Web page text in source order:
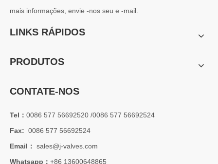
2026-07-01
mais informações, envie -nos seu e -mail.
LINKS RÁPIDOS
PRODUTOS
CONTATE-NOS
Tel： 0086 577 56692520 /0086 577 56692524
Fax: 0086 577 56692524
Email： sales@j-valves.com
Whatsapp： +86 13600648865